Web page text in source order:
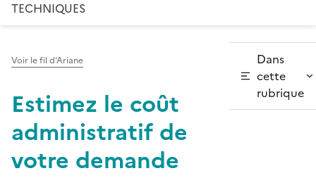
TECHNIQUES
Voir le fil d'Ariane
Estimez le coût
administratif de
votre demande
Dans
cette
rubrique